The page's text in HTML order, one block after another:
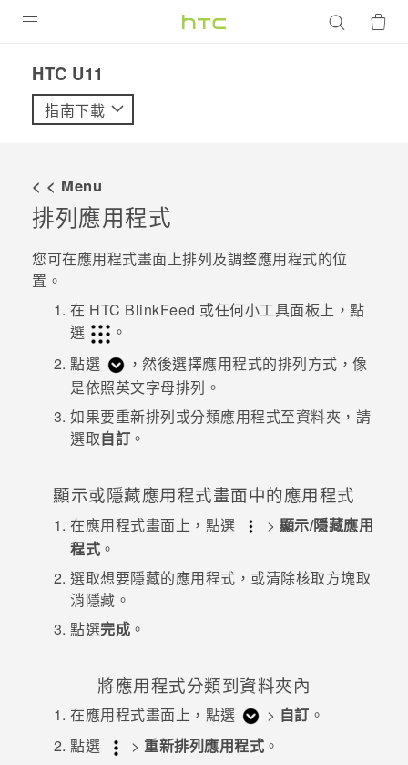
VIVE
配件
優惠專區
焦點訊息
校園專案
企業採購
銷售門市
銷售通路
支援服務
VIVELAND
HTC U11‎
指南下載
< < Menu
排列應用程式
您可在應用程式畫面上排列及調整應用程式的位
置。
在 HTC BlinkFeed 或任何小工具面板上，點
選
。
點選
，然後選擇應用程式的排列方式，像
是依照英文字母排列。
如果要重新排列或分類應用程式至資料夾，請
選取自訂 。
顯示或隱藏應用程式畫面中的應用程式
在應用程式畫面上，點選 > 顯示/隱藏應用
程式 。
選取想要隱藏的應用程式，或清除核取方塊取
消隱藏。
點選完成 。
將應用程式分類到資料夾內
在應用程式畫面上，點選 > 自訂 。
點選
> 重新排列應用程式 。